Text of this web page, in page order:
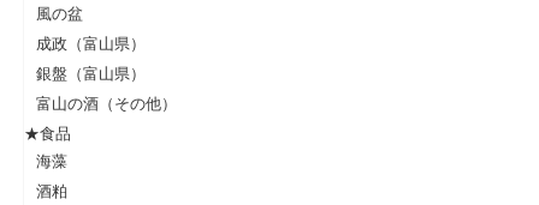
風の盆
成政（富山県）
銀盤（富山県）
富山の酒（その他）
★食品
海藻
酒粕